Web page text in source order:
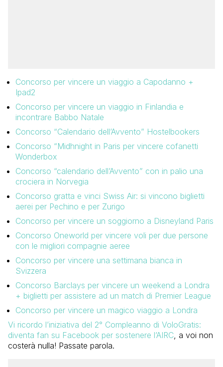
Concorso per vincere un viaggio a Capodanno +
Ipad2
Concorso per vincere un viaggio in Finlandia e
incontrare Babbo Natale
Concorso “Calendario dell’Avvento” Hostelbookers
Concorso “Midhnight in Paris per vincere cofanetti
Wonderbox
Concorso “calendario dell’Avvento” con in palio una
crociera in Norvegia
Concorso gratta e vinci Swiss Air: si vincono biglietti
aerei per Pechino e per Zurigo
Concorso per vincere un soggiorno a Disneyland Paris
Concorso Oneworld per vincere voli per due persone
con le migliori compagnie aeree
Concorso per vincere una settimana bianca in
Svizzera
Concorso Barclays per vincere un weekend a Londra
+ biglietti per assistere ad un match di Premier League
Concorso per vincere un magico viaggio a Londra
Vi ricordo l’iniziativa del 2° Compleanno di VoloGratis:
diventa fan su Facebook per sostenere l’AIRC, a voi non
costerà nulla! Passate parola.